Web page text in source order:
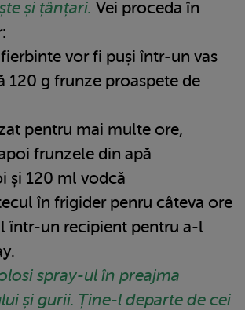
și țânțari. Vei proceda în
vor fi puși într-un vas
120 g frunze proaspete de
pentru mai multe ore,
frunzele din apă
și 120 ml vodcă
în frigider penru câteva ore
într-un recipient pentru a-l
spray-ul în preajma
și gurii. Ține-l departe de cei